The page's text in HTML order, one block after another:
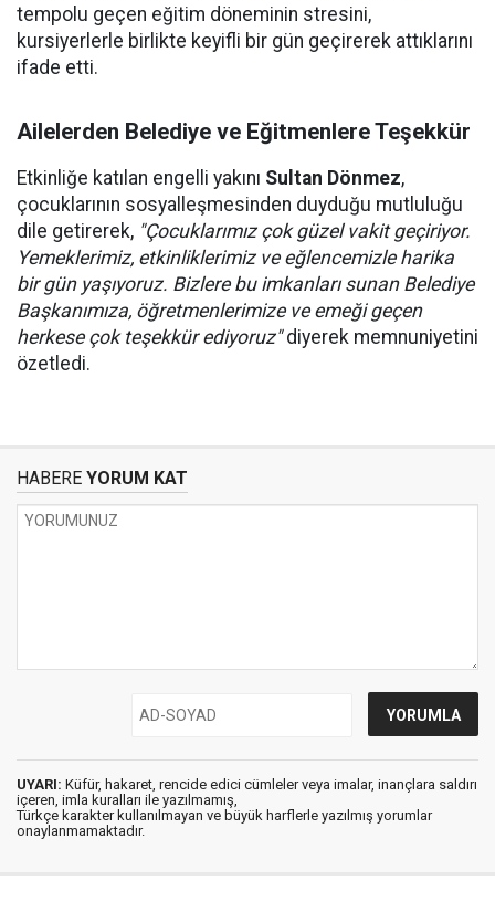
tempolu geçen eğitim döneminin stresini,
kursiyerlerle birlikte keyifli bir gün geçirerek attıklarını
ifade etti.
Ailelerden Belediye ve Eğitmenlere Teşekkür
Etkinliğe katılan engelli yakını Sultan Dönmez,
çocuklarının sosyalleşmesinden duyduğu mutluluğu
dile getirerek, "Çocuklarımız çok güzel vakit geçiriyor.
Yemeklerimiz, etkinliklerimiz ve eğlencemizle harika
bir gün yaşıyoruz. Bizlere bu imkanları sunan Belediye
Başkanımıza, öğretmenlerimize ve emeği geçen
herkese çok teşekkür ediyoruz"diyerek memnuniyetini
özetledi.
HABERE YORUM KAT
UYARI: Küfür, hakaret, rencide edici cümleler veya imalar, inançlara saldırı
içeren, imla kuralları ile yazılmamış,
Türkçe karakter kullanılmayan ve büyük harflerle yazılmış yorumlar
onaylanmamaktadır.